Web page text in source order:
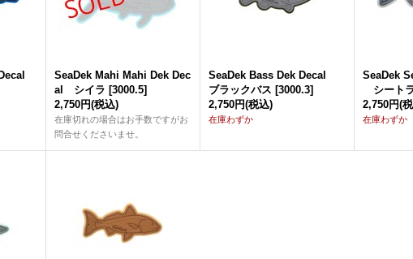
SeaDek Mahi Mahi Dek Dec
al シイラ [3000.5]
2,750円(税込)
在庫切れの場合はお手数ですがお
問合せくださいませ。
SeaDek Bass Dek Decal
ブラックバス [3000.3]
2,750円(税込)
在庫わずか
SeaDek
シート
2,750円(
在庫わずか